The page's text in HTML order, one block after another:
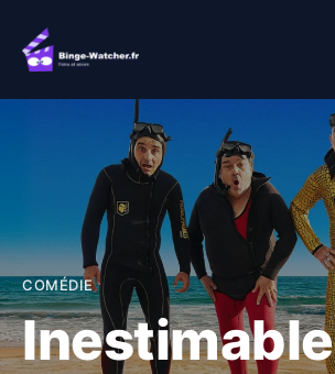
contenu
COMÉDIE
Inestimable